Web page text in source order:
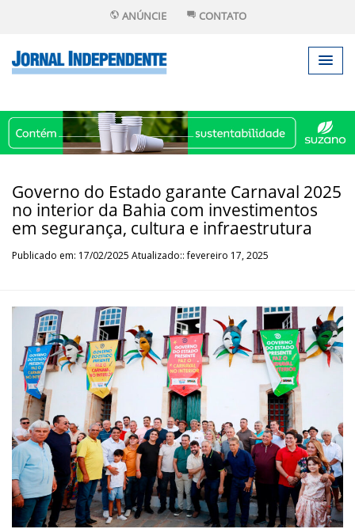
ANÚNCIE CONTATO
Governo do Estado garante Carnaval 2025
no interior da Bahia com investimentos
em segurança, cultura e infraestrutura
Publicado em: 17/02/2025 Atualizado:: fevereiro 17, 2025